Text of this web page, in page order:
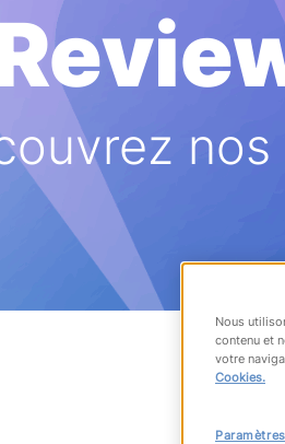
Nous
contenu et
votre
Cookies.